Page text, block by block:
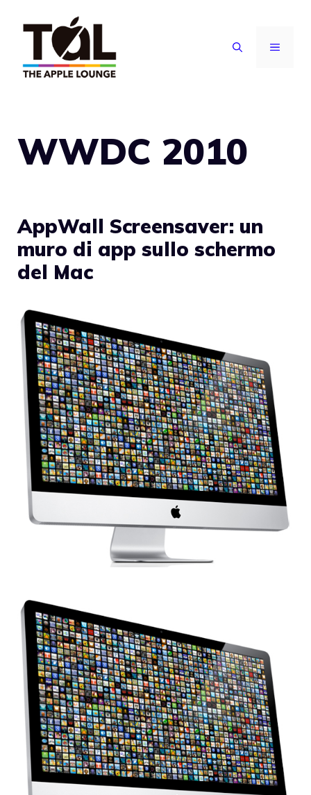
contenuto
MENU
WWDC 2010
AppWall Screensaver: un
muro di app sullo schermo
del Mac